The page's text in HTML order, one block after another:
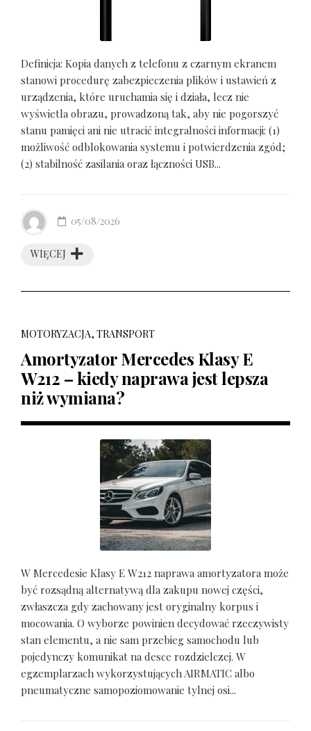
Definicja: Kopia danych z telefonu z czarnym ekranem
stanowi procedurę zabezpieczenia plików i ustawień z
urządzenia, które uruchamia się i działa, lecz nie
wyświetla obrazu, prowadzoną tak, aby nie pogorszyć
stanu pamięci ani nie utracić integralności informacji: (1)
możliwość odblokowania systemu i potwierdzenia zgód;
(2) stabilność zasilania oraz łączności USB...
WIĘCEJ
05/08/2026
MOTORYZACJA, TRANSPORT
Amortyzator Mercedes Klasy E
W212 – kiedy naprawa jest lepsza
niż wymiana?
W Mercedesie Klasy E W212 naprawa amortyzatora może
być rozsądną alternatywą dla zakupu nowej części,
zwłaszcza gdy zachowany jest oryginalny korpus i
mocowania. O wyborze powinien decydować rzeczywisty
stan elementu, a nie sam przebieg samochodu lub
pojedynczy komunikat na desce rozdzielczej. W
egzemplarzach wykorzystujących AIRMATIC albo
pneumatyczne samopoziomowanie tylnej osi...